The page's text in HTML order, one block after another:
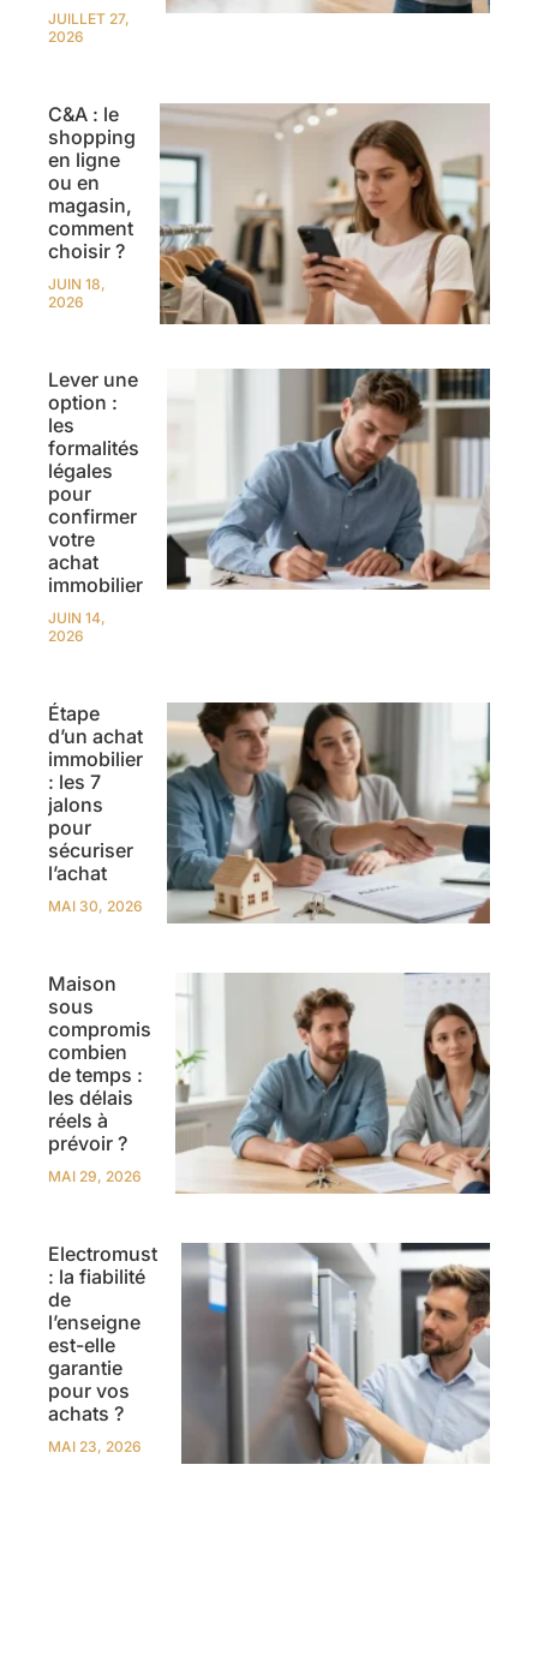
JUILLET 27,
2026
C&A : le
shopping
en ligne
ou en
magasin,
comment
choisir ?
JUIN 18,
2026
Lever une
option :
les
formalités
légales
pour
confirmer
votre
achat
immobilier
JUIN 14,
2026
Étape
d’un achat
immobilier
: les 7
jalons
pour
sécuriser
l’achat
MAI 30, 2026
Maison
sous
compromis
combien
de temps :
les délais
réels à
prévoir ?
MAI 29, 2026
Electromust
: la fiabilité
de
l’enseigne
est-elle
garantie
pour vos
achats ?
MAI 23, 2026